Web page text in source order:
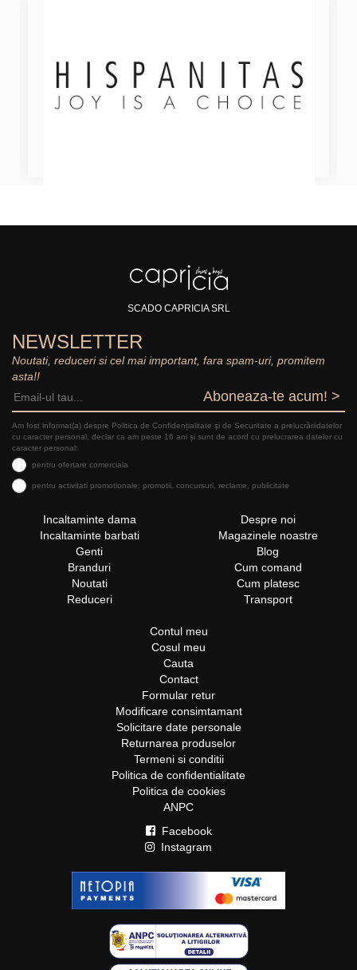
SCADO CAPRICIA SRL
NEWSLETTER
Noutati, reduceri si cel mai important, fara spam-uri, promitem
asta!!
Aboneaza-te acum! >
Am fost informat(a) despre Politica de Confidențialitate şi de Securitate a prelucrăriidatelor
cu caracter personal, declar ca am peste 16 ani și sunt de acord cu prelucrarea datelor cu
caracter personal:
pentru ofertare comerciala
pentru activitati promotionale: promotii, concursuri, reclame, publicitate
Incaltaminte dama
Incaltaminte barbati
Genti
Branduri
Noutati
Reduceri
Despre noi
Magazinele noastre
Blog
Cum comand
Cum platesc
Transport
Contul meu
Cosul meu
Cauta
Contact
Formular retur
Modificare consimtamant
Solicitare date personale
Returnarea produselor
Termeni si conditii
Politica de confidentialitate
Politica de cookies
ANPC
Facebook
Instagram